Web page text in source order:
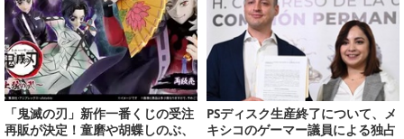
「鬼滅の刃」新作一番くじの受注
再販が決定！童磨や胡蝶しのぶ、
PSディスク生産終了について、メ
キシコのゲーマー議員による独占